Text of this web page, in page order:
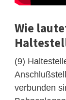
Wie
(9)
verbunden